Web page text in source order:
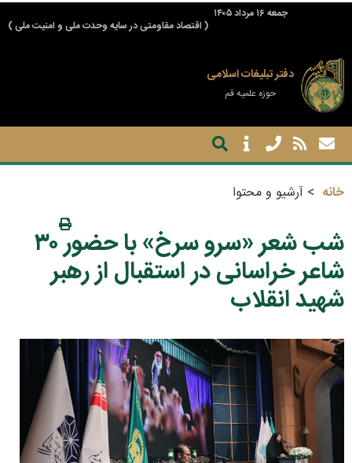
جمعه ۱۶ مرداد ۱۴۰۵
( اقتصاد مقاومتی در سایه وحدت ملی و امنیت ملی )
دفتر تبلیغات اسلامی
حوزه علمیه قم
خانه آرشیو و محتوا
شب شعر «سرو سرخ» با حضور ۳۰
شاعر خراسانی در استقبال از رهبر
شهید انقلاب